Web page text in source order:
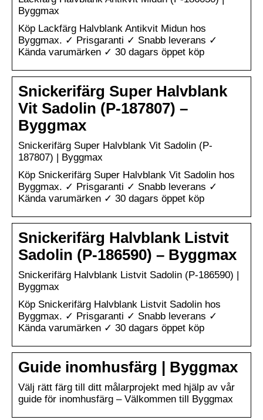
Byggmax
Köp Lackfärg Halvblank Antikvit Midun hos
Byggmax. ✓ Prisgaranti ✓ Snabb leverans ✓
Kända varumärken ✓ 30 dagars öppet köp
Snickerifärg Super Halvblank
Vit Sadolin (P-187807) –
Byggmax
Snickerifärg Super Halvblank Vit Sadolin (P-
187807) | Byggmax
Köp Snickerifärg Super Halvblank Vit Sadolin hos
Byggmax. ✓ Prisgaranti ✓ Snabb leverans ✓
Kända varumärken ✓ 30 dagars öppet köp
Snickerifärg Halvblank Listvit
Sadolin (P-186590) – Byggmax
Snickerifärg Halvblank Listvit Sadolin (P-186590) |
Byggmax
Köp Snickerifärg Halvblank Listvit Sadolin hos
Byggmax. ✓ Prisgaranti ✓ Snabb leverans ✓
Kända varumärken ✓ 30 dagars öppet köp
Guide inomhusfärg | Byggmax
Välj rätt färg till ditt målarprojekt med hjälp av vår
guide för inomhusfärg – Välkommen till Byggmax